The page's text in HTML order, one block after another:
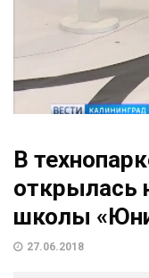
В
открылась
школы
27.06.2018